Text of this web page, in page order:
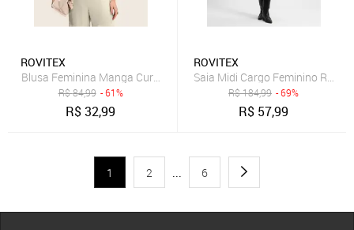
ROVITEX
Blusa Feminina Manga Curta Visco Tricot Rovitex Bege
R$84,99 - 61%
R$32,99
ROVITEX
Saia Midi Cargo Feminino
R$184,99 - 69%
R$ 57,99
1 2 ... 6